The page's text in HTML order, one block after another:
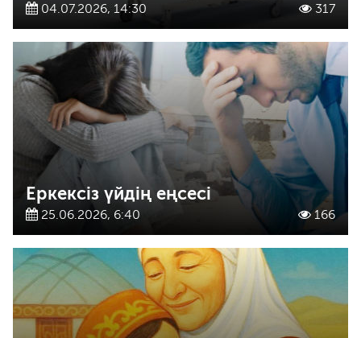
04.07.2026, 14:30 317
Еркексіз үйдің еңсесі
25.06.2026, 6:40 166